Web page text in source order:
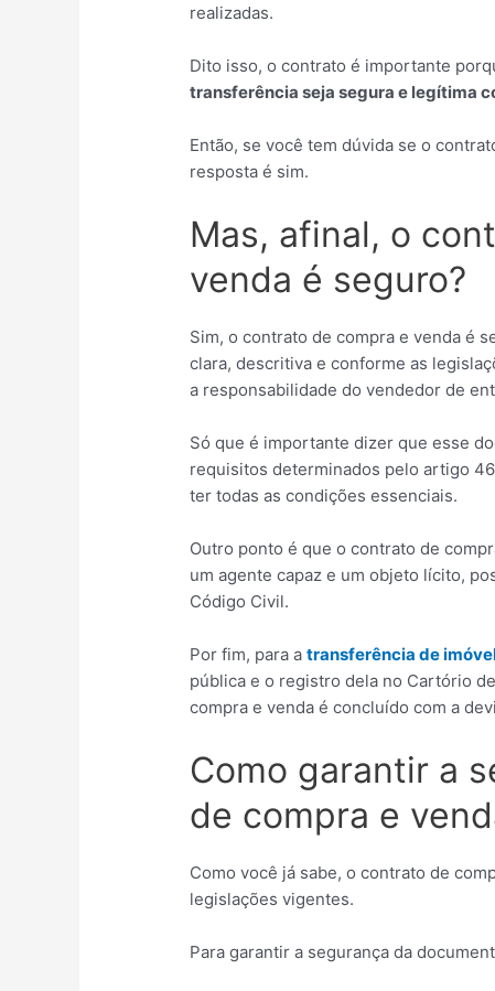
realizadas.
Dito isso, o contrato é importante
transferência seja segura e legítima
Então, se você tem dúvida se o
resposta é sim.
Mas, afinal, o
venda é seguro?
Sim, o contrato de compra e venda é
clara, descritiva e conforme as
a responsabilidade do vendedor de
Só que é importante dizer que esse
requisitos determinados pelo artigo
ter todas as condições essenciais.
Outro ponto é que o contrato de
um agente capaz e um objeto lícito,
Código Civil.
Por fim, para atransferência de
pública e o registro dela no Cartório
compra e venda é concluído com a
Como garantir a
de compra e
Como você já sabe, o contrato de
legislações vigentes.
Para garantir a segurança da